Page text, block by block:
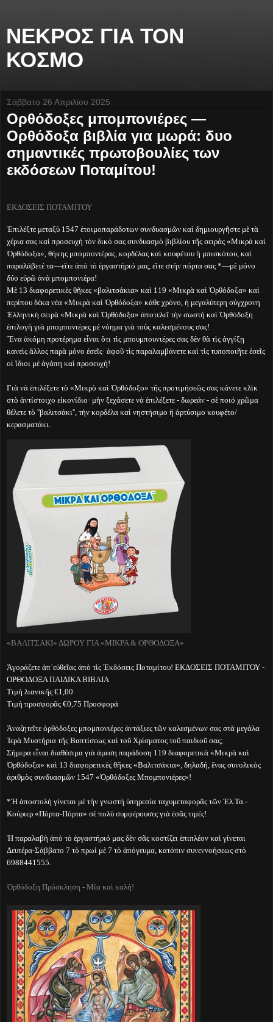
ΝΕΚΡΟΣ ΓΙΑ ΤΟΝ
ΚΟΣΜΟ
Σάββατο 26 Απριλίου 2025
Ορθόδοξες μπομπονιέρες —
Ορθόδοξα βιβλία για μωρά: δυο
σημαντικές πρωτοβουλίες των
εκδόσεων Ποταμίτου!
ΕΚΔΟΣΕΙΣ ΠΟΤΑΜΙΤΟΥ
Ἐπιλέξτε μεταξὺ 1547 ἑτοιμοπαράδοτων συνδυασμῶν καὶ δημιουργῆστε μὲ τὰ
χέρια σας καὶ προσευχὴ τὸν δικό σας συνδυασμὸ βιβλίου τῆς σειράς «Μικρὰ καὶ
Ὀρθόδοξα», θήκης μπομπονιέρας, κορδέλας καὶ κουφέτου ἢ μπισκότου, καὶ
παραλάβετέ τα—εἲτε ἀπὸ τὸ ἐργαστήριό μας, εἲτε στὴν πόρτα σας *—μὲ μόνο
δύο εὐρῶ ἀνὰ μπομπονιέρα!
Μὲ 13 διαφορετικὲς θῆκες «βαλιτσάκια» καὶ 119 «Μικρὰ καὶ Ὀρθόδοξα» καὶ
περίπου δέκα νέα «Μικρὰ καὶ Ὀρθόδοξα» κάθε χρόνο, ἡ μεγαλύτερη σύγχρονη
Ἑλληνικὴ σειρὰ «Μικρὰ καὶ Ὀρθόδοξα» ἀποτελεῖ τὴν σωστὴ καὶ Ὀρθόδοξη
ἐπιλογὴ γιὰ μπομπονιέρες μὲ νόημα γιὰ τοὺς καλεσμένους σας!
Ἕνα ἀκόμη προτέρημα εἶναι ὅτι τὶς μπουμπουνιέρες σας δὲν θὰ τὶς ἀγγίξῃ
κανεὶς ἄλλος παρὰ μόνο ἐσεῖς· ἀφοῦ τὶς παραλαμβάνετε καὶ τὶς τυποποιῆτε ἐσεῖς
οἱ ἴδιοι μὲ ἀγάπη καὶ προσευχή!
Γιὰ νὰ ἐπιλέξετε τὸ «Μικρὸ καὶ Ὀρθόδοξο» τῆς προτιμήσεῶς σας κάνετε κλὶκ
στὸ ἀντίστοιχο εἰκονίδιο· μὴν ξεχάσετε νὰ ἐπιλέξετε - δωρεάν - σὲ ποιό χρῶμα
θέλετε τὸ ''βαλιτσάκι'', τὴν κορδέλα καὶ νηστήσιμο ἢ ἀρτύσιμο κουφέτο/
κερασματάκι.
«ΒΑΛΙΤΣΑΚΙ» ΔΩΡΟY ΓΙΑ «ΜΙΚΡΑ & ΟΡΘΟΔΟΞΑ»
Ἀγοράζετε ἀπ᾽εὐθεῖας ἀπὸ τὶς Ἐκδόσεις Ποταμίτου! ΕΚΔΟΣΕΙΣ ΠΟΤΑΜΙΤΟΥ -
ΟΡΘΟΔΟΞΑ ΠΑΙΔΙΚΑ ΒΙΒΛΙΑ
Τιμὴ λιανικῆς €1,00
Τιμὴ προσφορᾶς €0,75 Προσφορά
Ἁναζητεῖτε ὀρθόδοξες μπομπονιέρες ἀντάξιες τῶν καλεσμένων σας στὰ μεγάλα
Ἱερὰ Μυστήρια τῆς Βαπτίσεως καὶ τοῦ Χρίσματος τοῦ παιδιοῦ σας;
Σήμερα εἶναι διαθέσιμα γιὰ άμεση παράδοση 119 διαφορετικὰ «Μικρὰ καὶ
Ὀρθόδοξα» καὶ 13 διαφορετικὲς θῆκες «Βαλιτσάκια», δηλαδή, ἕνας συνολικὸς
ἀριθμὸς συνδυασμῶν 1547 «Ὀρθόδοξες Μπομπονιέρες»!
*Ἡ ἀποστολὴ γίνεται μὲ τὴν γνωστὴ ὑπηρεσία ταχυμεταφορᾶς τῶν Ἑλ.Τα.-
Κούριερ «Πόρτα-Πόρτα» σὲ πολὺ συμφέρουσες γιὰ ἐσᾶς τιμές!
Ἡ παραλαβὴ ἀπὸ τὸ ἐργαστήριό μας δὲν σᾶς κοστίζει ἐπιπλέον καὶ γίνεται
Δευτέρα-Σάββατο 7 τὸ πρωὶ μὲ 7 τὸ ἀπόγευμα, κατόπιν συνεννοήσεως στὸ
6988441555.
Ὀρθόδοξη Πρόσκληση - Μία καὶ καλή!